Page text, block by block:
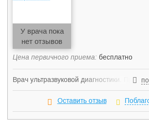
У врача пока
нет отзывов
Цена первичного приема: бесплатно
Врач ультразвуковой диагностики.
исследование органов брюшной полости
пространства, гинекологии, урологии,
лимфатической системы.
Оставить отзыв